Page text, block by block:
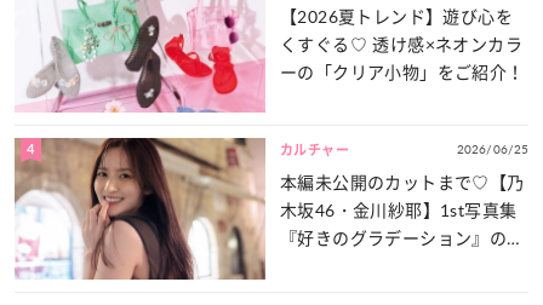
【2026夏トレンド】遊び心を
くすぐる♡ 透け感×ネオンカラ
ーの「クリア小物」をご紹介！
4 カルチャー 2026/06/25
本編未公開のカットまで♡【乃
木坂46・金川紗耶】1st写真集
『好きのグラデーション』の魅